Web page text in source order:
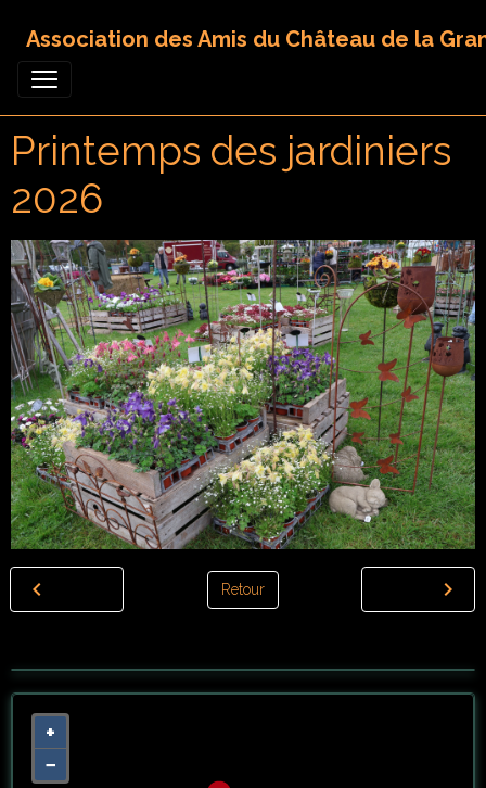
Association des Amis du Château de la
Printemps des jardiniers
2026
Retour
+
−